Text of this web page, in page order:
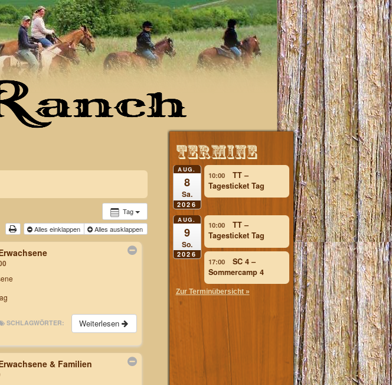
Tag
Alles einklappen Alles ausklappen
Weiterlesen
SCHLAGWÖRTER:
& Familien
AUG.
8
Sa.
2026
10:00
TT –
Tagesticket Tag
AUG.
9
So.
2026
10:00
TT –
Tagesticket Tag
17:00
SC 4 –
Sommercamp 4
Zur Terminübersicht »
lg